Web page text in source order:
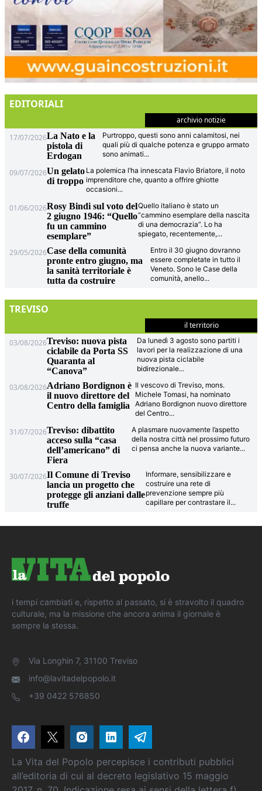
EDITORIALI
archivio notizie
17/07/2026La Nato e la
pistola di
Erdogan
Purtroppo, questi sono anni calamitosi, nei
quali più di qualche potenza e gruppo armato
sono animati...
09/07/2026Un gelato
di troppo
La polemica l’ha innescata Flavio Briatore, il noto
imprenditore che, quanto a offrire ghiotte
occasioni...
01/06/2026Rosy Bindi sul voto del
2 giugno 1946: “Quello
fu un cammino
esemplare”
Quello italiano è stato un
“cammino esemplare della nascita
di una democrazia”. Lo ha
spiegato, recentemente,...
29/05/2026Case della comunità
pronte entro giugno, ma
la sanità territoriale è
tutta da costruire
Entro il 30 giugno dovranno
essere completate in tutto il
Veneto. Sono le Case della
comunità, anello...
TREVISO
il territorio
03/08/2026Treviso: nuova pista
ciclabile da Porta SS
Quaranta al
“Canova”
Da lunedì 3 agosto sono partiti i
lavori per la realizzazione di una
nuova pista ciclabile
bidirezionale...
03/08/2026Adriano Bordignon è
il nuovo direttore del
Centro della famiglia
Il vescovo di Treviso, mons.
Michele Tomasi, ha nominato
Adriano Bordignon nuovo direttore
del Centro...
31/07/2026Treviso: dibattito
acceso sulla “casa
dell’americano” di
Fiera
A plasmare nuovamente l’aspetto
della nostra città nel prossimo futuro
ci pensa anche la nuova variante...
30/07/2026Il Comune di Treviso
lancia un progetto che
protegge gli anziani dalle
truffe
Informare, sensibilizzare e
costruire una rete di
prevenzione sempre più
capillare per contrastare il...
i tempi cambiati e, rispetto al passato, si è stravolto il quadro
culturale, ma la missione che ancora anima il giornale è
sempre la stessa.
Via Longhin 7, 31100 Treviso
info@lavitadelpopolo.it
+39 0422 576850
La Vita del Popolo percepisce i contributi pubblici
all’editoria di cui al decreto legislativo 15 maggio